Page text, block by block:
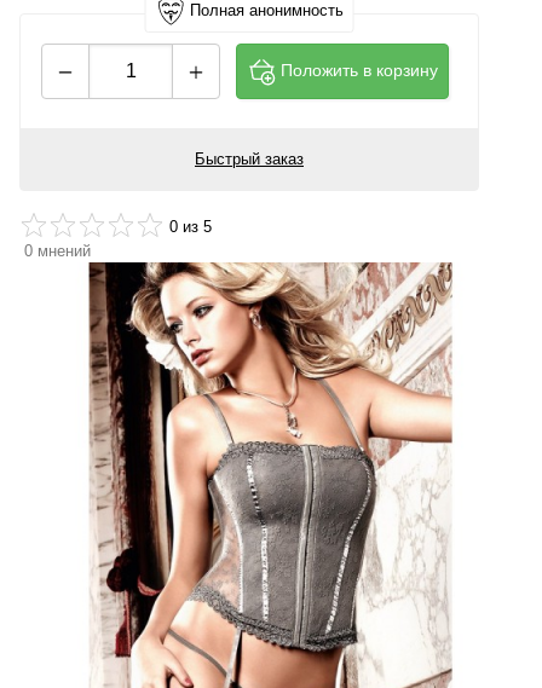
Полная анонимность
Положить в корзину
Быстрый заказ
0 из 5
0 мнений